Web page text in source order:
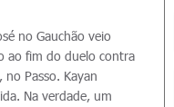
no Gauchão veio
ao fim do duelo contra
Passo. Kayan
Na verdade, um